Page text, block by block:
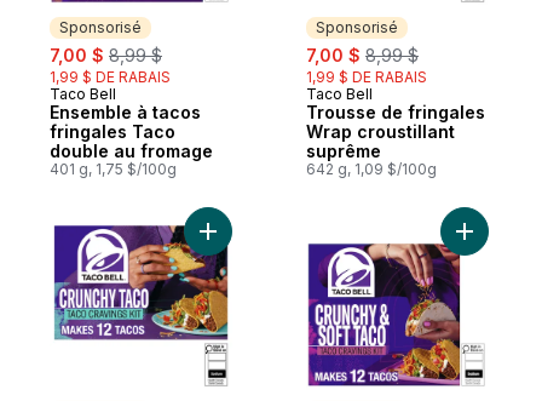
Sponsorisé
sale:
7,00 $ , formerly:
8,99 $
1,99 $ DE RABAIS
Sponsorisé
Taco Bell
Ensemble à tacos
fringales Taco
double au fromage
401 g, 1,75 $/100g
Sponsorisé
sale:
7,00 $ , formerly:
8,99 $
1,99 $ DE RABAIS
Sponsorisé
Taco Bell
Trousse de fringales
Wrap croustillant
suprême
642 g, 1,09 $/100g
Ajouter Ensemble à tacos fringales Taco
Ajouter